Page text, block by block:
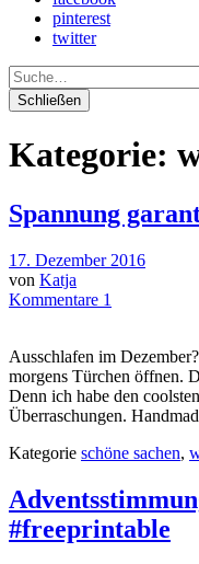
pinterest
twitter
Suche
Schließen
Kategorie:
Spannung
17. Dezember 2016
von Katja
Kommentare 1
Ausschlafen im
morgens Türchen öffnen.
Denn ich habe den
Überraschungen.
Kategorie schöne sachen,
#freeprintable